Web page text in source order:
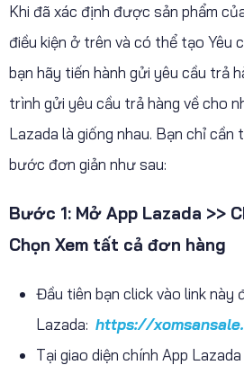
Khi đã xác định được sản phẩm
điều kiện ở trên và có thể tạo Yêu
bạn hãy tiến hành gửi yêu cầu trả
trình gửi yêu cầu trả hàng về cho
Lazada là giống nhau. Bạn chỉ
bước đơn giản như sau:
Bước 1: Mở App Lazada >>
Chọn Xem tất cả đơn hàng
Đầu tiên bạn click vào link này
Lazada: https://
Tại giao diện chính App